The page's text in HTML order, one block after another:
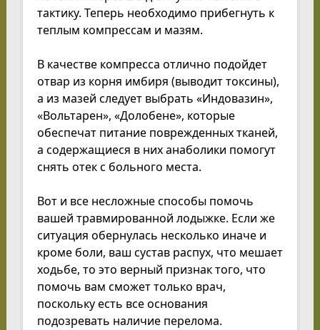
тактику. Теперь необходимо прибегнуть к
теплым компрессам и мазям.
В качестве компресса отлично подойдет
отвар из корня имбиря (выводит токсины),
а из мазей следует выбрать «Индовазин»,
«Вольтарен», «Долобене», которые
обеспечат питание поврежденных тканей,
а содержащиеся в них анаболики помогут
снять отек с больного места.
Вот и все несложные способы помочь
вашей травмированной лодыжке. Если же
ситуация обернулась несколько иначе и
кроме боли, ваш сустав распух, что мешает
ходьбе, то это верный признак того, что
помочь вам сможет только врач,
поскольку есть все основания
подозревать наличие перелома.